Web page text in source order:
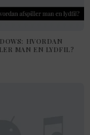
HVORDAN
MAN EN LYDFIL?